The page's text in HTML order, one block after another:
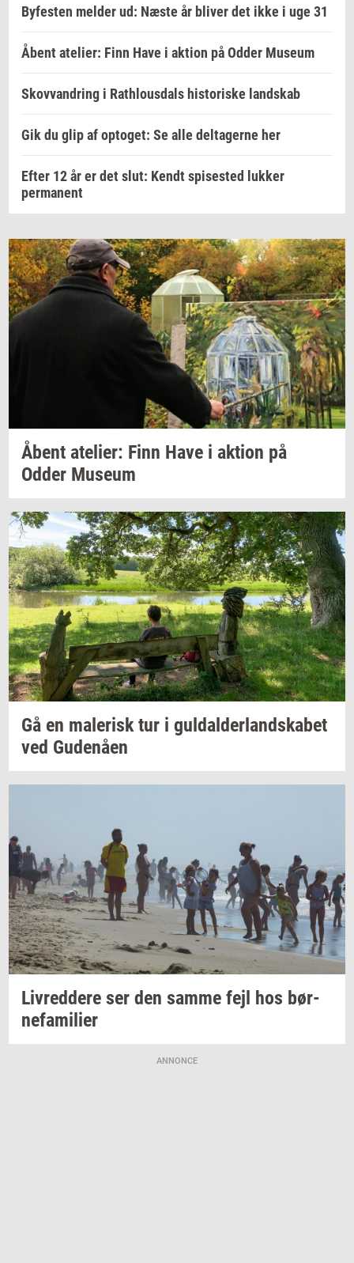
Byfesten melder ud: Næste år bliver det ikke i uge 31
Åbent atelier: Finn Have i aktion på Odder Museum
Skovvandring i Rathlousdals historiske landskab
Gik du glip af optoget: Se alle deltagerne her
Efter 12 år er det slut: Kendt spisested lukker
permanent
Åbent ate­li­er: Finn Have i ak­tion på
Odder Mu­se­um
Gå en ma­le­risk tur i gul­dal­der­land­ska­bet
ved Gu­denå­en
Liv­red­dere ser den samme fejl hos bør­
ne­fa­mi­li­er
ANNONCE